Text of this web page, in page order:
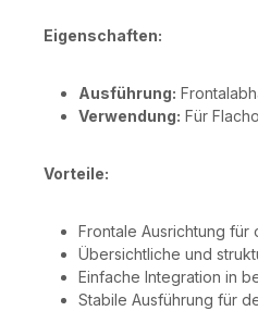
Eigenschaften:
Ausführung:
Verwendung: Für
Vorteile:
Frontale Ausrichtung für
Übersichtliche und
Einfache Integration in
Stabile Ausführung für